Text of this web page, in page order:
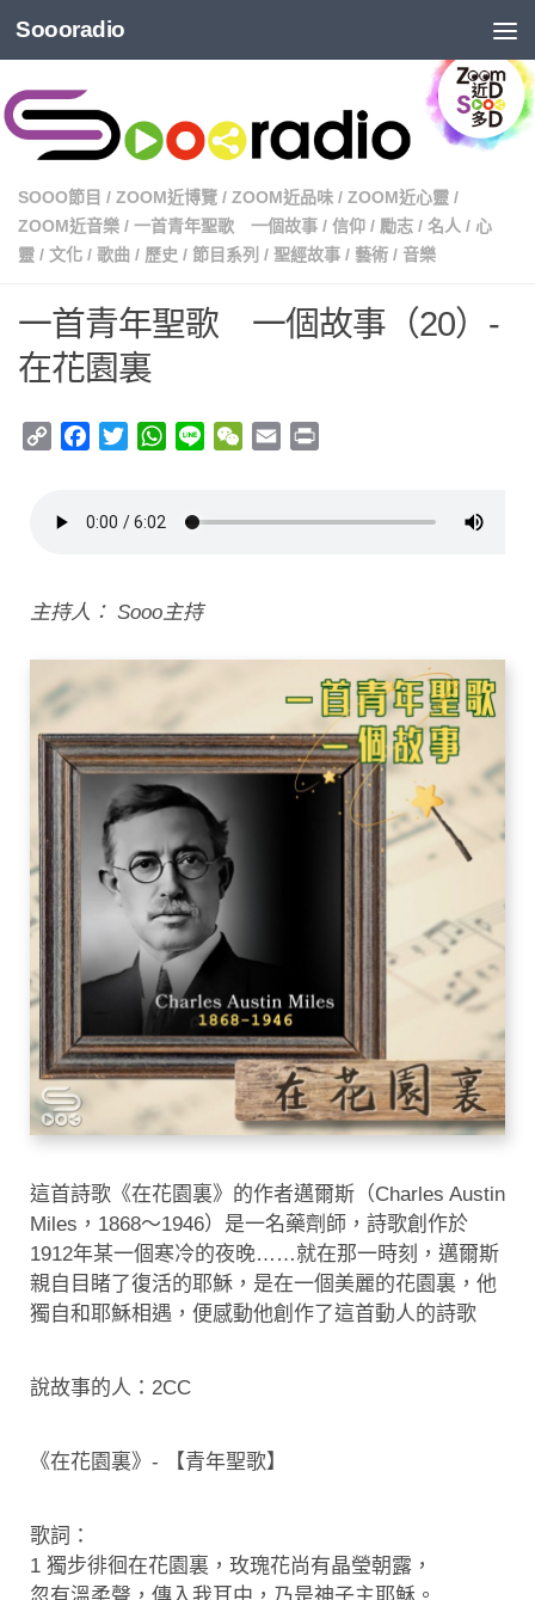
Soooradio
SOOO節目 / ZOOM近博覽 / ZOOM近品味 / ZOOM近心靈 /
ZOOM近音樂 / 一首青年聖歌 一個故事 / 信仰 / 勵志 / 名人 / 心
靈 / 文化 / 歌曲 / 歷史 / 節目系列 / 聖經故事 / 藝術 / 音樂
一首青年聖歌 一個故事（20）-
在花園裏
Copy
Facebook
TwitterWhatsApp
Line WeChat
Email
主持人： Sooo主持
這首詩歌《在花園裏》的作者邁爾斯（Charles Austin
Miles，1868～1946）是一名藥劑師，詩歌創作於
1912年某一個寒冷的夜晚……就在那一時刻，邁爾斯
親自目睹了復活的耶穌，是在一個美麗的花園裏，他
獨自和耶穌相遇，便感動他創作了這首動人的詩歌
說故事的人：2CC
《在花園裏》- 【青年聖歌】
歌詞：
1 獨步徘徊在花園裏，玫瑰花尚有晶瑩朝露，